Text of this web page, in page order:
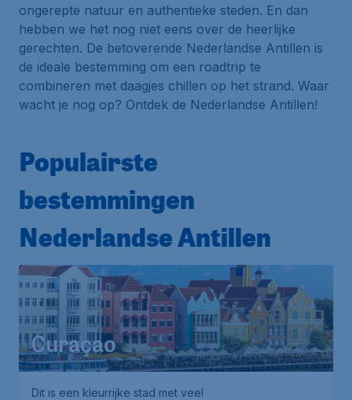
ongerepte natuur en authentieke steden. En dan
hebben we het nog niet eens over de heerlijke
gerechten. De betoverende Nederlandse Antillen is
de ideale bestemming om een roadtrip te
combineren met daagjes chillen op het strand. Waar
wacht je nog op? Ontdek de Nederlandse Antillen!
Populairste
bestemmingen
Nederlandse Antillen
Curaçao
Dit is een kleurrijke stad met veel